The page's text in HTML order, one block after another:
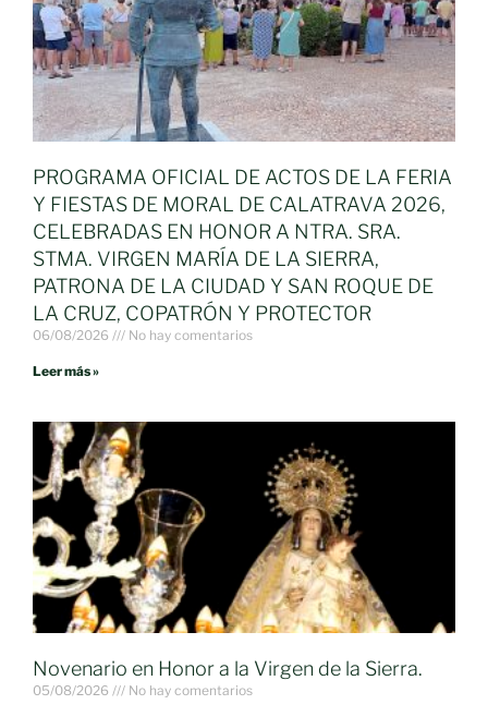
PROGRAMA OFICIAL DE ACTOS DE LA FERIA
Y FIESTAS DE MORAL DE CALATRAVA 2026,
CELEBRADAS EN HONOR A NTRA. SRA.
STMA. VIRGEN MARÍA DE LA SIERRA,
PATRONA DE LA CIUDAD Y SAN ROQUE DE
LA CRUZ, COPATRÓN Y PROTECTOR
06/08/2026 No hay comentarios
Leer más »
Novenario en Honor a la Virgen de la Sierra.
05/08/2026 No hay comentarios